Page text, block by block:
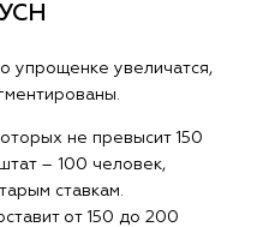
упрощенке увеличатся,
не превысит 150
― 100 человек,
ставкам.
от 150 до 200